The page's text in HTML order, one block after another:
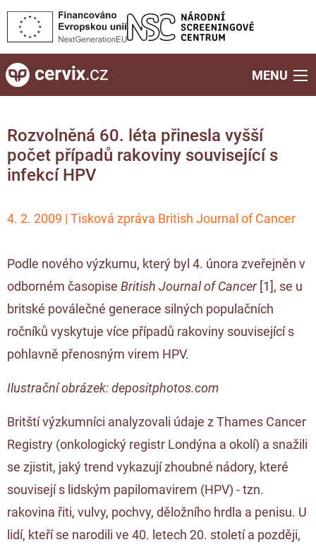
MENU
Rozvolněná 60. léta přinesla vyšší
počet případů rakoviny související s
infekcí HPV
4. 2. 2009 | Tisková zpráva British Journal of Cancer
Podle nového výzkumu, který byl 4. února zveřejněn v
odborném časopise British Journal of Cancer[1], se u
britské poválečné generace silných populačních
ročníků vyskytuje více případů rakoviny související s
pohlavně přenosným virem HPV.
Ilustrační obrázek: depositphotos.com
Britští výzkumníci analyzovali údaje z Thames Cancer
Registry (onkologický registr Londýna a okolí) a snažili
se zjistit, jaký trend vykazují zhoubné nádory, které
souvisejí s lidským papilomavirem (HPV) - tzn.
rakovina řiti, vulvy, pochvy, děložního hrdla a penisu. U
lidí, kteří se narodili ve 40. letech 20. století a později,